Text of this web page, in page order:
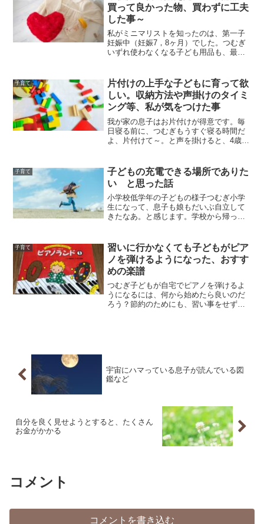
一人暮らしの家か...
買って良かった物、買わずに工夫
した事～
私がミニマリストを知ったのは、第一子
妊娠中（妊娠7，8ヶ月）でした。つむぎ
いずれ使わなくなる子ども用品も、最低
す過程の私が、出産準備品で買って良か
った物、買わずに工夫し...
子育て
片付けの上手な子どもに育って欲
しい。収納方法や声掛けのタイミ
ング等、私が気をつけた事
我が家の息子はお片付けが得意です。毎
日寝る前に、つむぎもうすぐ寝る時間だ
よ、片付けて～。と声を掛けると、4歳く
けが得意になった訳つむぎ片付け上手だ
よね。何でかな？息子前...
子育て
子どもの充電できる場所でありた
い と思った話
小学校低学年の子どもの様子つむぎ小学
生になって、息子も娘もだいぶ自立して
きたなあ。と感じます。学校から帰った
も、その後、家に帰ると、学校や遊びで
疲れて、駄々をこねたり、...
子育て
習いに行かなくても子どもがピア
ノを弾けるようになった、おすす
めの楽譜
つむぎ子どもが自宅でピアノを弾けるよ
うになるには、何から始めたら良いのだ
ろう？節約のためにも、習い事をせずに
宇宙にハマっている息子が読んでいる図
鑑など
自分を良く見せようとすると、たくさん
お金がかかる
コメント
コメントを書き込む